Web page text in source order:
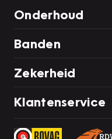
Onderhoud
Banden
Zekerheid
Klantenservice